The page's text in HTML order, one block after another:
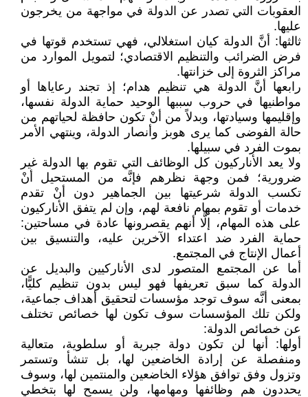
العقوبات التي تصدر عن الدولة في مواجهة من يخرجون
عليها.
ثالثها: أنَّ الدولة كيان استغلالي، فهي تستخدم قوتها في
فرض الضرائب والتنظيم الاقتصادي؛ لتمويل الموارد من
مراكز الثروة إلى خزانتها.
رابعها أنَّ الدولة هي تنظيم هدام؛ إذ تجند رعاياها أو
مواطنيها في حروب سببها الوحيد حماية الدولة نفسها،
وإقليمها وسيادتها، وبدلاً من أنْ تكون حافظة لحياتهم من
حالة الفوضى كما يرى هوبز وأنصار الدولة، وينتهي الأمر
بموت الفرد في سبيلها‍‍‍‍‍. ‍‍
ولا يعد الأناركيون كل الوظائف التي تقوم بها الدولة غير
ضرورية؛ فمن وجهة نظرهم فإنَّه من المستحيل أنْ
تكسب الدولة شرعيتها بين الجماهير دون أنْ تقدم
خدمات أو تقوم بمهام نافعة لهم، وإن لم يتفق الأناركيون
على هذه المهام، إلَّا أنهم يقصرونها عادة في مساحتين:
حماية الفرد ضد اعتداء الآخرين عليه، والتنسيق بين
أعمال الإنتاج في المجتمع.
أما عن المجتمع المتصور لدى الأناركيين والبديل عن
الدولة كما سبق تعريفها فهو ليس بدون تنظيم كليًّا،
بمعنى أنَّه سوف توجد مؤسسات لتحقيق أهداف جماعية،
ولكن تلك المؤسسات سوف تكون لها خصائص تختلف
عن خصائص الدولة:
أولها: أنها لن تكون دولة جبرية أو سلطوية، متعالية
ومنفصلة عن إرادة الخاضعين لها، بل تنشأ وتستمر
وتزول وفق توافق هؤلاء الخاضعين والمنتمين لها، وسوف
يحددون هم وظائفها ومهامها، ولن يسمح لها بتخطي